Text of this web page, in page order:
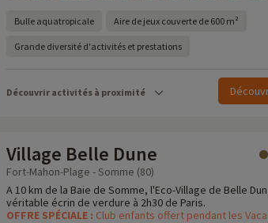
Bulle aquatropicale Aire de jeux couverte de 600 m²
Grande diversité d'activités et prestations
Découvrir activités à proximité
Village Belle Dune
Fort-Mahon-Plage - Somme (80)
A 10 km de la Baie de Somme, l'Eco-Village de Belle
véritable écrin de verdure à 2h30 de Paris.
OFFRE SPÉCIALE : Club enfants offert pendant les